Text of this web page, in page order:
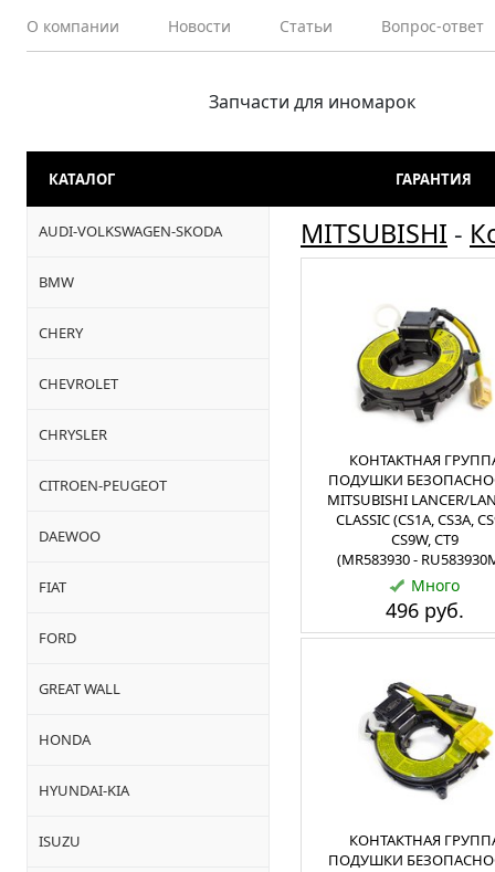
О компании Новости Статьи Вопрос-ответ
Запчасти для иномарок
КАТАЛОГ ГАРАНТИЯ
AUDI-VOLKSWAGEN-SKODA
BMW
CHERY
CHEVROLET
CHRYSLER
CITROEN-PEUGEOT
DAEWOO
FIAT
FORD
GREAT WALL
HONDA
HYUNDAI-KIA
ISUZU
MITSUBISHI -
КОНТАКТНАЯ
ПОДУШКИ
MITSUBISHI LANCER/
CLASSIC (CS1A, CS3A,
CS9W, CT9
(MR583930 -
Много
496 руб.
КОНТАКТНАЯ
ПОДУШКИ